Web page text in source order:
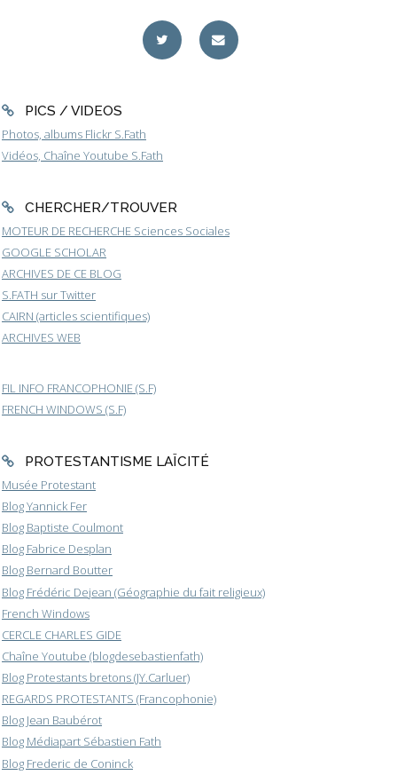
PICS / VIDEOS
Photos, albums Flickr S.Fath
Vidéos, Chaîne Youtube S.Fath
CHERCHER/TROUVER
MOTEUR DE RECHERCHE Sciences Sociales
GOOGLE SCHOLAR
ARCHIVES DE CE BLOG
S.FATH sur Twitter
CAIRN (articles scientifiques)
ARCHIVES WEB
FIL INFO FRANCOPHONIE (S.F)
FRENCH WINDOWS (S.F)
PROTESTANTISME LAÏCITÉ
Musée Protestant
Blog Yannick Fer
Blog Baptiste Coulmont
Blog Fabrice Desplan
Blog Bernard Boutter
Blog Frédéric Dejean (Géographie du fait religieux)
French Windows
CERCLE CHARLES GIDE
Chaîne Youtube (blogdesebastienfath)
Blog Protestants bretons (JY.Carluer)
REGARDS PROTESTANTS (Francophonie)
Blog Jean Baubérot
Blog Médiapart Sébastien Fath
Blog Frederic de Coninck